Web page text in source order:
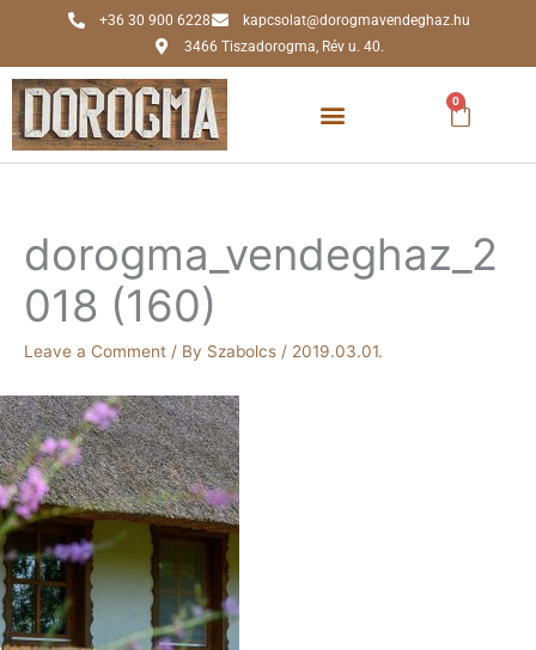
content
+36 30 900 6228
kapcsolat@dorogmavendeghaz.hu
3466 Tiszadorogma, Rév u. 40.
0
Kosár
dorogma_vendeghaz_2
018 (160)
Leave a Comment / By Szabolcs / 2019.03.01.